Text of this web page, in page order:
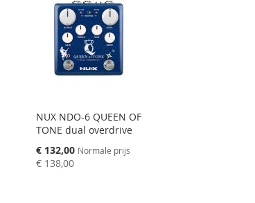
NUX NDO-6 QUEEN OF
TONE dual overdrive
Speciale
prijs
€ 132,00 Normale prijs
€ 138,00